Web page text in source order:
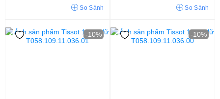
So Sánh So Sánh
-10% -10%